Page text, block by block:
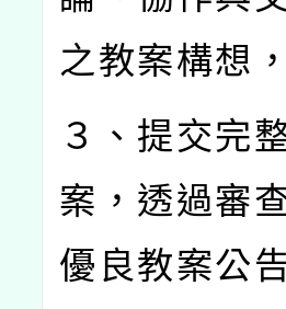
之教案構想
３、提交完
案，透過審
優良教案公